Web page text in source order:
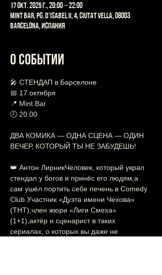
17 окт. 2025 г., 20:00 – 22:00
Mint Bar, Pg. d'Isabel II, 4, Ciutat Vella, 08003
Barcelona, Испания
О событии
🎤 СТЕНДАП в Барселоне
📅 17 октября
📍 Mint Bar
🕗 20:00
ДВА КОМИКА — ОДНА СЦЕНА — ОДИН
ВЕЧЕР, КОТОРЫЙ ТЫ НЕ ЗАБУДЕШЬ!
👑 Антон ЛирникЧеловек, который украл
стендап у богов и принёс его людям,а
сам ушёл портить себе печень в Comedy
Club.Участник «Дуэта имени Чехова»
(ТНТ),член жюри «Лиги Смеха»
(1+1),актёр и сценарист в таких
сериалах, о которых вы даже не